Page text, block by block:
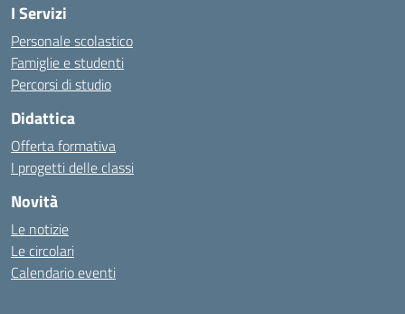
I Servizi
Personale scolastico
Famiglie e studenti
Percorsi di studio
Didattica
Offerta formativa
I progetti delle classi
Novità
Le notizie
Le circolari
Calendario eventi